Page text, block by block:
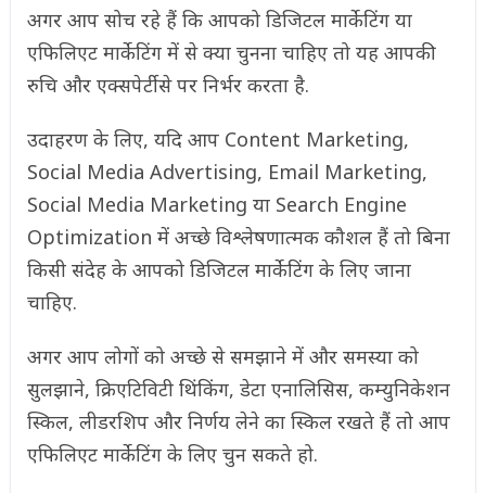
अगर आप सोच रहे हैं कि आपको डिजिटल मार्केटिंग या
एफिलिएट मार्केटिंग में से क्या चुनना चाहिए तो यह आपकी
रुचि और एक्सपेर्टीसे पर निर्भर करता है.
उदाहरण के लिए, यदि आप Content Marketing,
Social Media Advertising, Email Marketing,
Social Media Marketing या Search Engine
Optimization में अच्छे विश्लेषणात्मक कौशल हैं तो बिना
किसी संदेह के आपको डिजिटल मार्केटिंग के लिए जाना
चाहिए.
अगर आप लोगों को अच्छे से समझाने में और समस्या को
सुलझाने, क्रिएटिविटी थिंकिंग, डेटा एनालिसिस, कम्युनिकेशन
स्किल, लीडरशिप और निर्णय लेने का स्किल रखते हैं तो आप
एफिलिएट मार्केटिंग के लिए चुन सकते हो.